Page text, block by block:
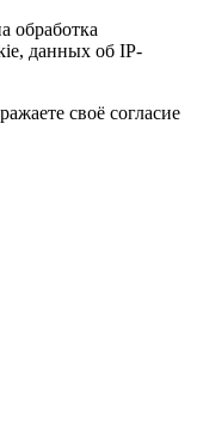
обработка
данных об IP-
своё согласие